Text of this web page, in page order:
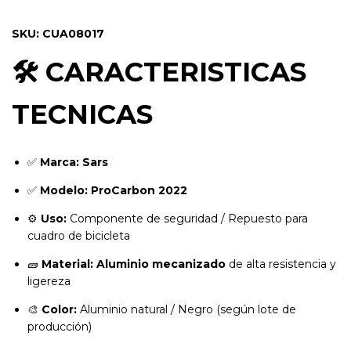
SKU: CUA08017
🛠️ CARACTERISTICAS
TECNICAS
✅ Marca: Sars
✅ Modelo: ProCarbon 2022
⚙️ Uso: Componente de seguridad / Repuesto para
cuadro de bicicleta
🧱 Material: Aluminio mecanizado de alta resistencia y
ligereza
🎨 Color: Aluminio natural / Negro (según lote de
producción)